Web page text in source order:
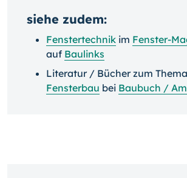
siehe zudem:
Fenstertechnik im Fenster-
auf Baulinks
Literatur / Bücher zum Thema
Fensterbau bei Baubuch /